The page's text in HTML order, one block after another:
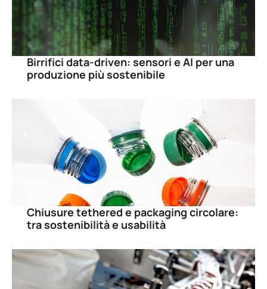
Birrifici data-driven: sensori e AI per una
produzione più sostenibile
Chiusure tethered e packaging circolare:
tra sostenibilità e usabilità